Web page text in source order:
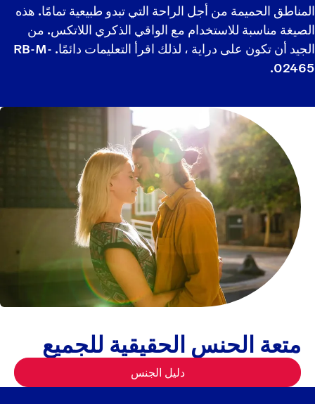
المناطق الحميمة من أجل الراحة التي تبدو طبيعية تمامًا. هذه
الصيغة مناسبة للاستخدام مع الواقي الذكري اللاتكس. من
الجيد أن تكون على دراية ، لذلك اقرأ التعليمات دائمًا. RB-M-
02465.
متعة الحنس الحقيقية للجميع
دليل الجنس